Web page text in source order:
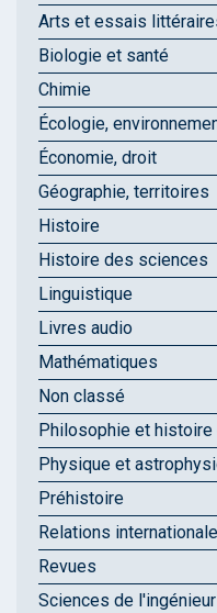
Arts et essais
Biologie et santé
Chimie
Écologie,
Économie, droit
Géographie, territoires
Histoire
Histoire des sciences
Linguistique
Livres audio
Mathématiques
Non classé
Philosophie et
Physique et
Préhistoire
Relations
Revues
Sciences de l'ingénieur